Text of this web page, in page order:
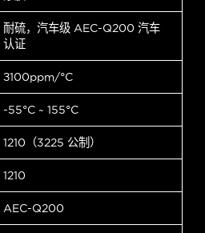
耐硫，汽车级 AEC-Q200 汽车
认证
±100ppm/°C
-55°C ~ 155°C
1210（3225 公制）
1210
AEC-Q200